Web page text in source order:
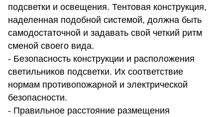
подсветки и освещения. Тентовая конструкция,
наделенная подобной системой, должна быть
самодостаточной и задавать свой четкий ритм
сменой своего вида.
- Безопасность конструкции и расположения
светильников подсветки. Их соответствие
нормам противопожарной и электрической
безопасности.
- Правильное расстояние размещения